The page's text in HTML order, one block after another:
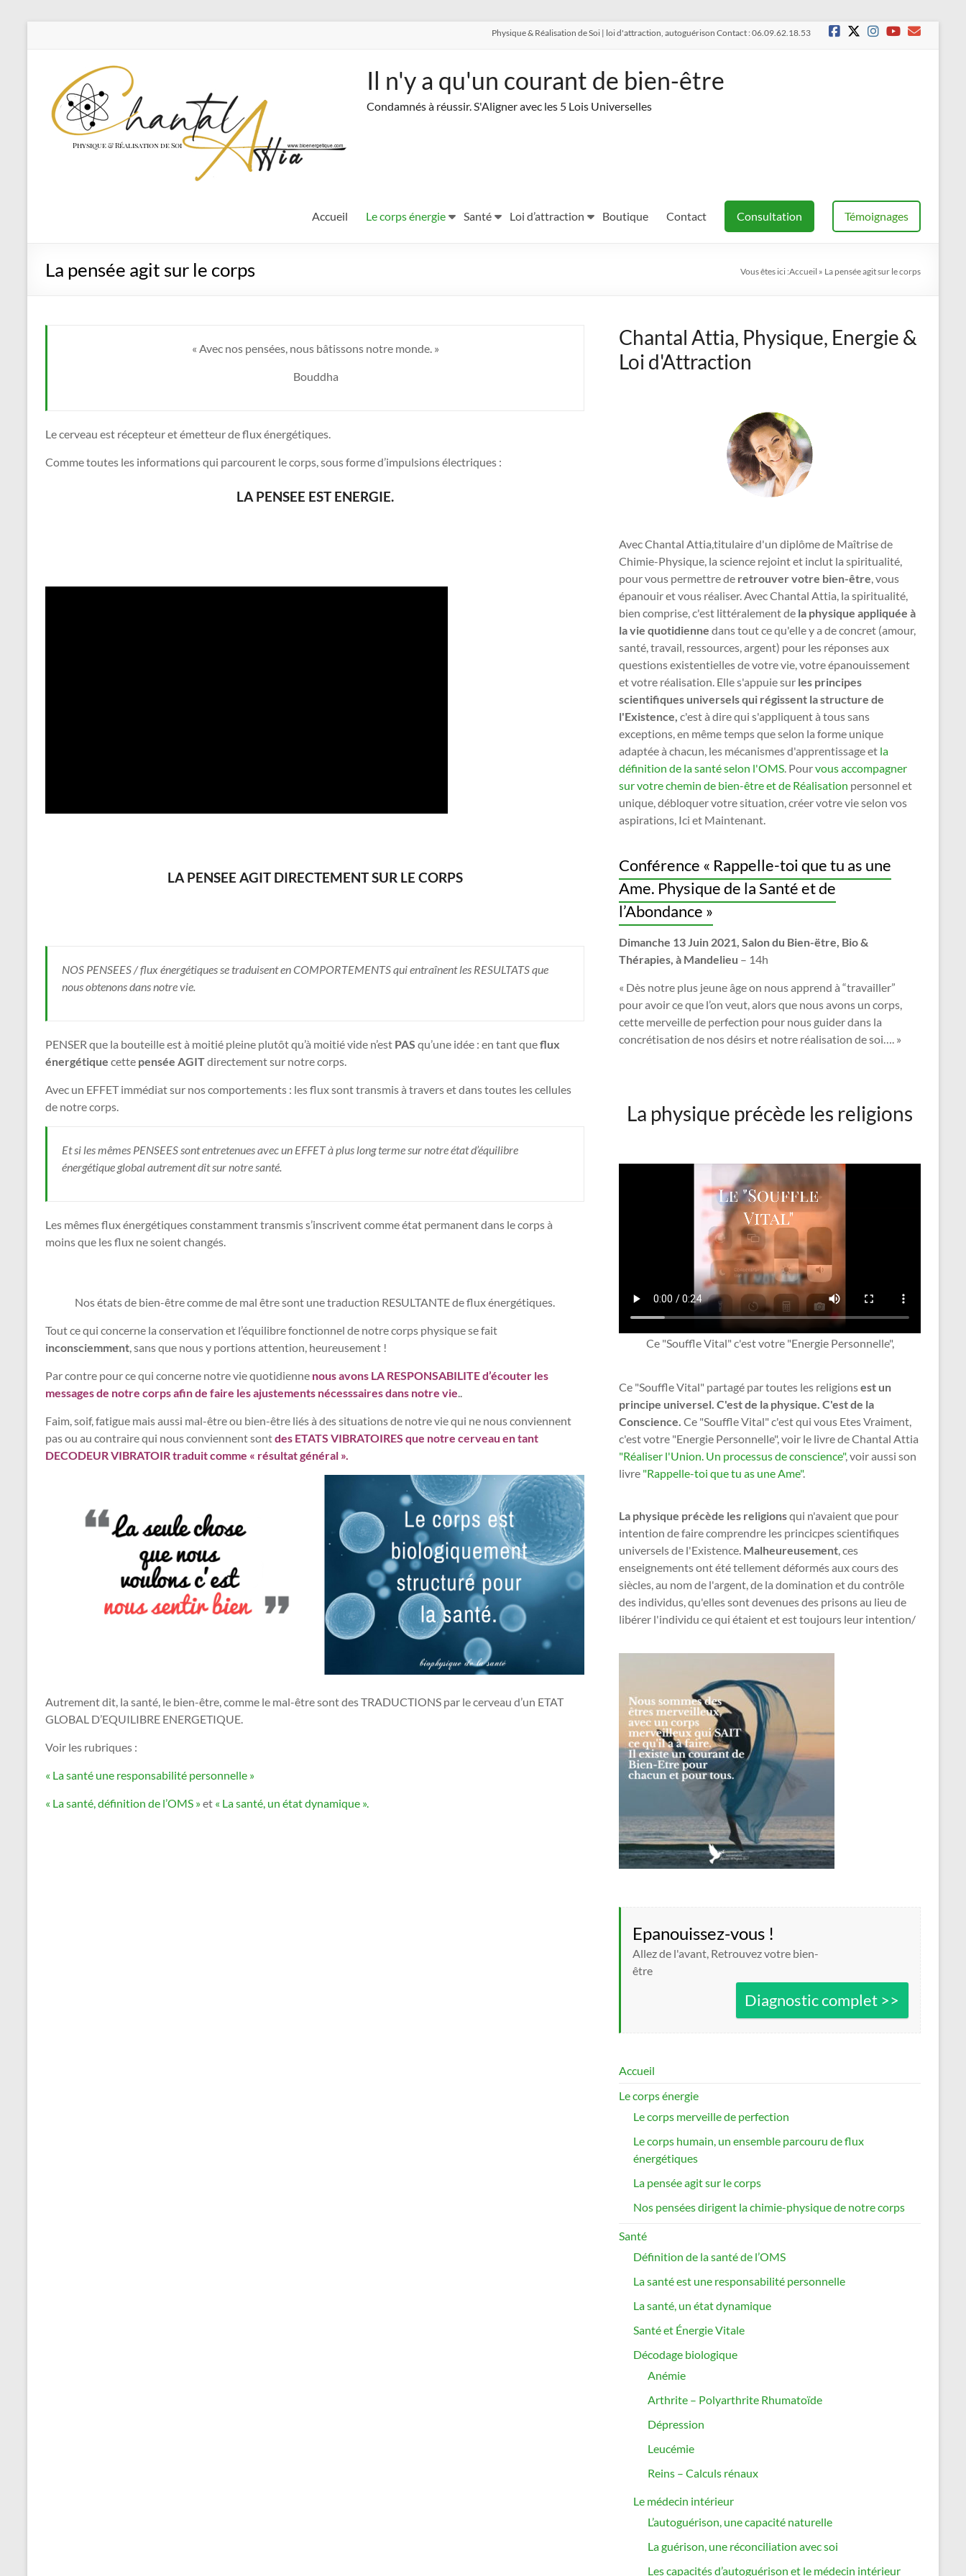
Physique & Réalisation de Soi | loi d'attraction, autoguérison Contact : 06.09.62.18.53
Il n'y a qu'un courant de bien-être
Condamnés à réussir. S'Aligner avec les 5 Lois Universelles
Accueil Le corps énergie Santé Loi d’attraction Boutique Contact Consultation Témoignages
La pensée agit sur le corps Vous êtes ici :Accueil » La pensée agit sur le corps
« Avec nos pensées, nous bâtissons notre monde. »
Bouddha
Le cerveau est récepteur et émetteur de flux énergétiques.
Comme toutes les informations qui parcourent le corps, sous forme d’impulsions électriques :
LA PENSEE EST ENERGIE.
LA PENSEE AGIT DIRECTEMENT SUR LE CORPS
NOS PENSEES / flux énergétiques se traduisent en COMPORTEMENTS qui entraînent les RESULTATS que
nous obtenons dans notre vie.
PENSER que la bouteille est à moitié pleine plutôt qu’à moitié vide n’est PAS qu’une idée : en tant queflux
énergétique cette pensée AGITdirectement sur notre corps.
Avec un EFFET immédiat sur nos comportements : les flux sont transmis à travers et dans toutes les cellules
de notre corps.
Et si les mêmes PENSEES sont entretenues avec un EFFET à plus long terme sur notre état d’équilibre
énergétique global autrement dit sur notre santé.
Les mêmes flux énergétiques constamment transmis s’inscrivent comme état permanent dans le corps à
moins que les flux ne soient changés.
Nos états de bien-être comme de mal être sont une traduction RESULTANTE de flux énergétiques.
Tout ce qui concerne la conservation et l’équilibre fonctionnel de notre corps physique se fait
inconsciemment, sans que nous y portions attention, heureusement !
Par contre pour ce qui concerne notre vie quotidienne nous avons LA RESPONSABILITE d’écouter les
messages de notre corps afin de faire les ajustements nécesssaires dans notre vie..
Faim, soif, fatigue mais aussi mal-être ou bien-être liés à des situations de notre vie qui ne nous conviennent
pas ou au contraire qui nous conviennent sontdes ETATS VIBRATOIRES que notre cerveau en tant
DECODEUR VIBRATOIR traduit comme « résultat général ».
Autrement dit, la santé, le bien-être, comme le mal-être sont des TRADUCTIONS par le cerveau d’un ETAT
GLOBAL D’EQUILIBRE ENERGETIQUE.
Voir les rubriques :
« La santé une responsabilité personnelle »
« La santé, définition de l’OMS »et « La santé, un état dynamique ».
Chantal Attia, Physique, Energie &
Loi d'Attraction
Avec Chantal Attia,titulaire d'un diplôme de Maîtrise de
Chimie-Physique, la science rejoint et inclut la spiritualité,
pour vous permettre de retrouver votre bien-être, vous
épanouir et vous réaliser. Avec Chantal Attia, la spiritualité,
bien comprise, c'est littéralement de la physique appliquée à
la vie quotidienne dans tout ce qu'elle y a de concret (amour,
santé, travail, ressources, argent) pour les réponses aux
questions existentielles de votre vie, votre épanouissement
et votre réalisation. Elle s'appuie sur les principes
scientifiques universels qui régissent la structure de
l'Existence, c'est à dire qui s'appliquent à tous sans
exceptions, en même temps que selon la forme unique
adaptée à chacun, les mécanismes d'apprentissage et la
définition de la santé selon l'OMS. Pourvous accompagner
sur votre chemin de bien-être et de Réalisation personnel et
unique, débloquer votre situation, créer votre vie selon vos
aspirations, Ici et Maintenant.
Conférence « Rappelle-toi que tu as une
Ame. Physique de la Santé et de
l’Abondance »
Dimanche 13 Juin 2021, Salon du Bien-ëtre, Bio &
Thérapies, à Mandelieu – 14h
« Dès notre plus jeune âge on nous apprend à “travailler”
pour avoir ce que l’on veut, alors que nous avons un corps,
cette merveille de perfection pour nous guider dans la
concrétisation de nos désirs et notre réalisation de soi…. »
La physique précède les religions
Ce "Souffle Vital" c'est votre "Energie Personnelle",
Ce "Souffle Vital" partagé par toutes les religionsest un
principe universel. C'est de la physique. C'est de la
Conscience. Ce "Souffle Vital" c'est qui vous Etes Vraiment,
c'est votre "Energie Personnelle", voir le livre de Chantal Attia
"Réaliser l'Union. Un processus de conscience", voir aussi son
livre "Rappelle-toi que tu as une Ame".
La physique précède les religionsqui n'avaient que pour
intention de faire comprendre les princicpes scientifiques
universels de l'Existence. Malheureusement, ces
enseignements ont été tellement déformés aux cours des
siècles, au nom de l'argent, de la domination et du contrôle
des individus, qu'elles sont devenues des prisons au lieu de
libérer l'individu ce qui étaient et est toujours leur intention/
Epanouissez-vous !
Allez de l'avant, Retrouvez votre bien-
être
Diagnostic complet >>
Accueil
Le corps énergie
Le corps merveille de perfection
Le corps humain, un ensemble parcouru de flux
énergétiques
La pensée agit sur le corps
Nos pensées dirigent la chimie-physique de notre corps
Santé
Définition de la santé de l’OMS
La santé est une responsabilité personnelle
La santé, un état dynamique
Santé et Énergie Vitale
Décodage biologique
Anémie
Arthrite – Polyarthrite Rhumatoïde
Dépression
Leucémie
Reins – Calculs rénaux
Le médecin intérieur
L’autoguérison, une capacité naturelle
La guérison, une réconciliation avec soi
Les capacités d’autoguérison et le médecin intérieur